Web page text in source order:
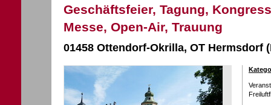
Geschäftsfeier, Tagung,
Messe, Open-Air, Trauung
01458 Ottendorf-Okrilla, OT Hermsdorf